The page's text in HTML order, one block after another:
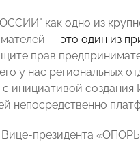
" как одно из
— это один из
прав
у нас региональных
инициативой создания
непосредственно
президента